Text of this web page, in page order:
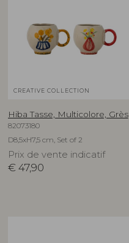
CREATIVE COLLECTION
Hiba Tasse, Multicolore, Grès
82073180
D8,5xH7,5 cm, Set of 2
Prix de vente indicatif
€ 47,90